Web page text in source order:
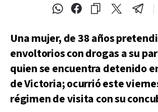
Una mujer, de 38 años
envoltorios con drogas a su
quien se encuentra detenido
de Victoria; ocurrió este
régimen de visita con su